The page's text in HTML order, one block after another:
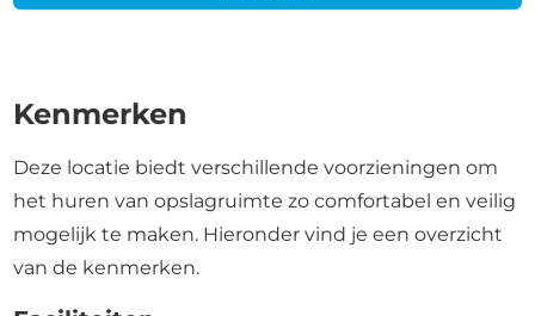
Kenmerken
Deze locatie biedt verschillende voorzieningen om
het huren van opslagruimte zo comfortabel en veilig
mogelijk te maken. Hieronder vind je een overzicht
van de kenmerken.